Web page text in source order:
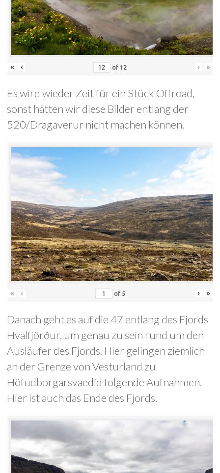
« ‹ of 12 › »
Es wird wieder Zeit für ein Stück Offroad,
sonst hätten wir diese Bilder entlang der
520/Dragaverur nicht machen können.
« ‹ of 5 › »
Danach geht es auf die 47 entlang des Fjords
Hvalfjörður, um genau zu sein rund um den
Ausläufer des Fjords. Hier gelingen ziemlich
an der Grenze von Vesturland zu
Höfudborgarsvaedid folgende Aufnahmen.
Hier ist auch das Ende des Fjords.